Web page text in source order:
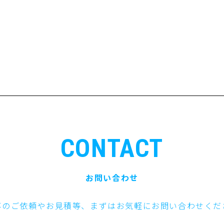
CONTACT
お問い合わせ
ご依頼やお見積等、まずはお気軽にお問い合わせく